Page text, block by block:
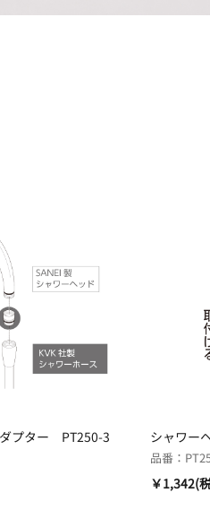
プター PT250-3 シャワー
品番：
￥1,342(